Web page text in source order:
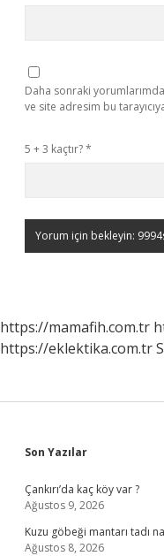
Daha sonraki
ve site adresim bu
5 + 3 kaçtır?*
https://mamafih.com.tr
https://eklektika.com.tr
Sidebar
Son Yazılar
Çankırı’da kaç köy var ?
Ağustos 9, 2026
Kuzu göbeği mantarı tadı
Ağustos 8, 2026